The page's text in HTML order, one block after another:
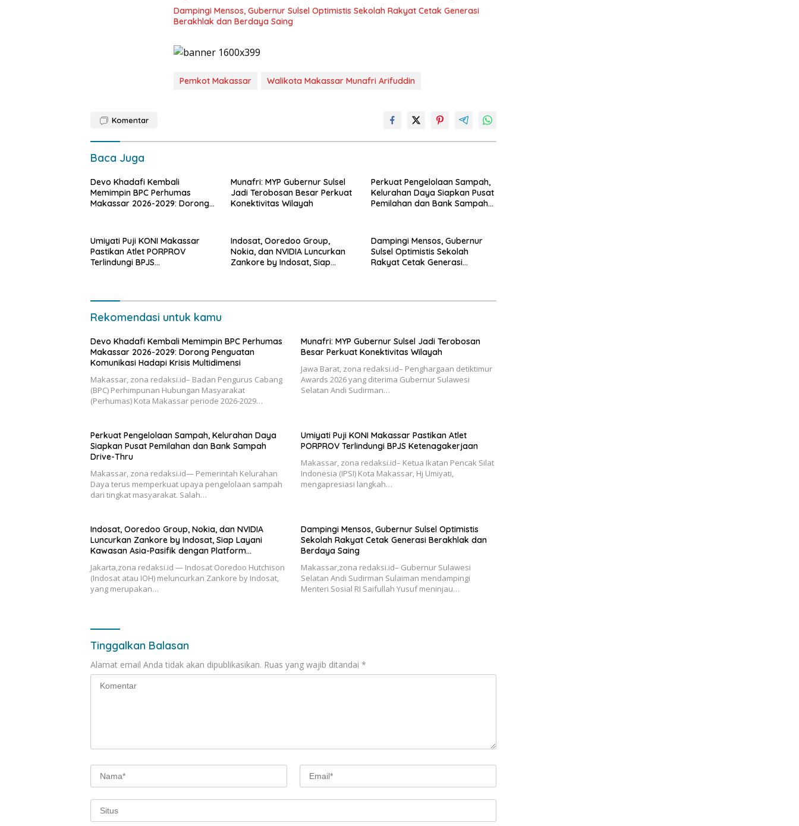
Dampingi Mensos, Gubernur Sulsel Optimistis Sekolah Rakyat Cetak Generasi
Berakhlak dan Berdaya Saing
Pemkot Makassar Walikota Makassar Munafri Arifuddin
Komentar
Baca Juga
Devo Khadafi Kembali
Memimpin BPC Perhumas
Makassar 2026-2029: Dorong
Munafri: MYP Gubernur Sulsel
Jadi Terobosan Besar Perkuat
Konektivitas Wilayah
Perkuat Pengelolaan Sampah,
Kelurahan Daya Siapkan Pusat
Pemilahan dan Bank Sampah
Umiyati Puji KONI Makassar
Pastikan Atlet PORPROV
Terlindungi BPJS
Indosat, Ooredoo Group,
Nokia, dan NVIDIA Luncurkan
Zankore by Indosat, Siap
Dampingi Mensos, Gubernur
Sulsel Optimistis Sekolah
Rakyat Cetak Generasi
Rekomendasi untuk kamu
Devo Khadafi Kembali Memimpin BPC Perhumas
Makassar 2026-2029: Dorong Penguatan
Komunikasi Hadapi Krisis Multidimensi
Makassar, zona redaksi.id– Badan Pengurus Cabang
(BPC) Perhimpunan Hubungan Masyarakat
(Perhumas) Kota Makassar periode 2026-2029…
Munafri: MYP Gubernur Sulsel Jadi Terobosan
Besar Perkuat Konektivitas Wilayah
Jawa Barat, zona redaksi.id– Penghargaan detiktimur
Awards 2026 yang diterima Gubernur Sulawesi
Selatan Andi Sudirman…
Perkuat Pengelolaan Sampah, Kelurahan Daya
Siapkan Pusat Pemilahan dan Bank Sampah
Drive-Thru
Makassar, zona redaksi.id— Pemerintah Kelurahan
Daya terus memperkuat upaya pengelolaan sampah
dari tingkat masyarakat. Salah…
Umiyati Puji KONI Makassar Pastikan Atlet
PORPROV Terlindungi BPJS Ketenagakerjaan
Makassar, zona redaksi.id– Ketua Ikatan Pencak Silat
Indonesia (IPSI) Kota Makassar, Hj Umiyati,
mengapresiasi langkah…
Indosat, Ooredoo Group, Nokia, dan NVIDIA
Luncurkan Zankore by Indosat, Siap Layani
Kawasan Asia-Pasifik dengan Platform
Jakarta,zona redaksi.id — Indosat Ooredoo Hutchison
(Indosat atau IOH) meluncurkan Zankore by Indosat,
yang merupakan…
Dampingi Mensos, Gubernur Sulsel Optimistis
Sekolah Rakyat Cetak Generasi Berakhlak dan
Berdaya Saing
Makassar,zona redaksi.id– Gubernur Sulawesi
Selatan Andi Sudirman Sulaiman mendampingi
Menteri Sosial RI Saifullah Yusuf meninjau…
Tinggalkan Balasan
Alamat email Anda tidak akan dipublikasikan. Ruas yang wajib ditandai *